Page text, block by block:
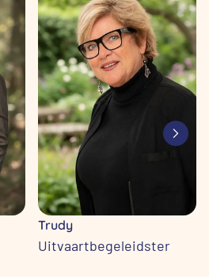
Trudy
Uitvaartbegeleidster